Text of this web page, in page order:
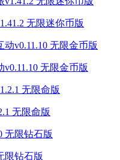
无限迷你币版
无限金币版
无限命版
限钻石版